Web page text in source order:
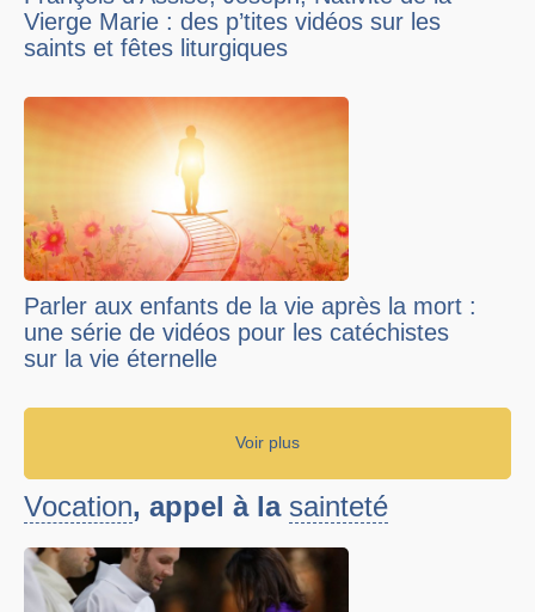
Vierge Marie : des p’tites vidéos sur les
saints et fêtes liturgiques
Parler aux enfants de la vie après la mort :
une série de vidéos pour les catéchistes
sur la vie éternelle
Voir plus
Vocation, appel à la sainteté